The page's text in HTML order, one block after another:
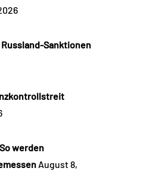
Sanktionen
werden
August 8,